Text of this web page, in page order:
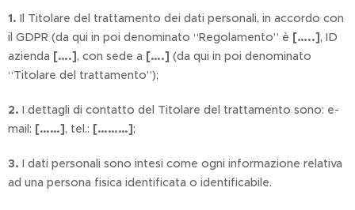
1. Il Titolare del trattamento dei dati personali, in accordo con
il GDPR (da qui in poi denominato “Regolamento” è […..], ID
azienda [….], con sede a [….] (da qui in poi denominato
“Titolare del trattamento”);
2. I dettagli di contatto del Titolare del trattamento sono: e-
mail: [……], tel.: [………];
3. I dati personali sono intesi come ogni informazione relativa
ad una persona fisica identificata o identificabile.